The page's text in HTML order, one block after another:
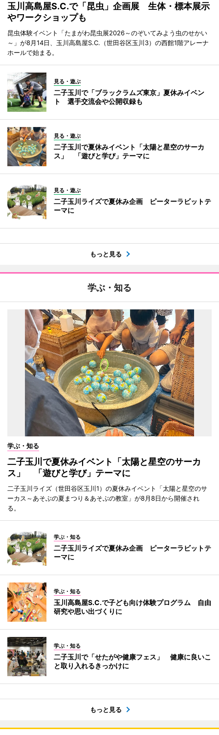
玉川高島屋S.C.で「昆虫」企画展 生体・標本展示
やワークショップも
昆虫体験イベント「たまがわ昆虫展2026～のぞいてみよう虫のせかい
～」が8月14日、玉川高島屋S.C.（世田谷区玉川3）の西館1階アレーナ
ホールで始まる。
見る・遊ぶ
二子玉川で「ブラックラムズ東京」夏休みイベン
ト 選手交流会や公開収録も
見る・遊ぶ
二子玉川で夏休みイベント「太陽と星空のサーカ
ス」 「遊びと学び」テーマに
見る・遊ぶ
二子玉川ライズで夏休み企画 ピーターラビットテ
ーマに
もっと見る
学ぶ・知る
学ぶ・知る
二子玉川で夏休みイベント「太陽と星空のサーカ
ス」 「遊びと学び」テーマに
二子玉川ライズ（世田谷区玉川1）の夏休みイベント「太陽と星空のサ
ーカス～あそぶの夏まつり＆あそぶの教室」が8月8日から開催され
る。
学ぶ・知る
二子玉川ライズで夏休み企画 ピーターラビットテ
ーマに
学ぶ・知る
玉川高島屋S.C.で子ども向け体験プログラム 自由
研究や思い出づくりに
学ぶ・知る
二子玉川で「せたがや健康フェス」 健康に良いこ
と取り入れるきっかけに
もっと見る